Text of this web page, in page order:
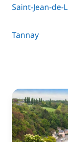
Saint-Jean-de-
Tannay